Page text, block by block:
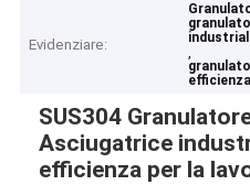
Evidenziare: ,
efficienza
SUS304
Asciugatrice
efficienza per la